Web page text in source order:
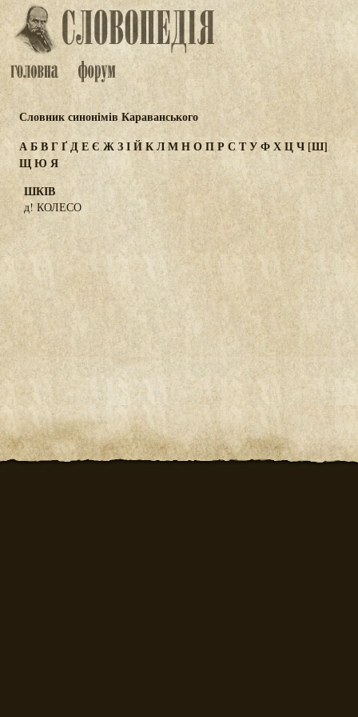
Словник синонімів Караванського
АБВГҐДЕЄ ЖЗІЙКЛМНОПР СТУФХЦЧ [Ш]
ЩЮ Я
ШКІВ
д! КОЛЕСО